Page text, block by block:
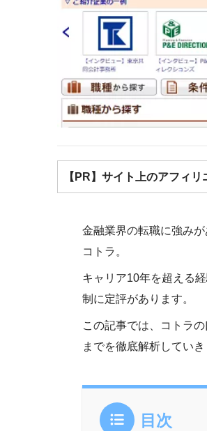
【PR】サイト上のアフィ
金融業界の転職に強み
コトラ。
キャリア10年を超える
制に定評があります。
この記事では、コトラ
までを徹底解析していき
目次